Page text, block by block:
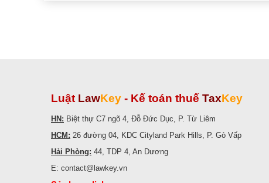
Luật LawKey - Kế toán thuế TaxKey
HN: Biệt thự C7 ngõ 4, Đỗ Đức Dục, P. Từ Liêm
HCM: 26 đường 04, KDC Cityland Park Hills, P. Gò Vấp
Hải Phòng: 44, TDP 4, An Dương
E: contact@lawkey.vn